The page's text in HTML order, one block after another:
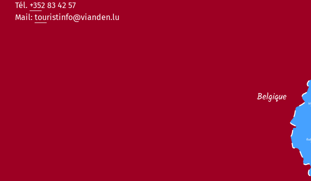
Tél. +352 83 42 57
Mail: touristinfo@vianden.lu